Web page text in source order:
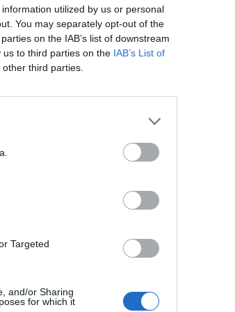
utilized by us or personal
You may separately opt-out of the
on the IAB’s list of downstream
to third parties on the IAB’s List of
third parties.
Targeted
and/or Sharing
for which it
sociale da
scelti?
quelle
c’è anche
creare
che
prossimo,
i giovani.